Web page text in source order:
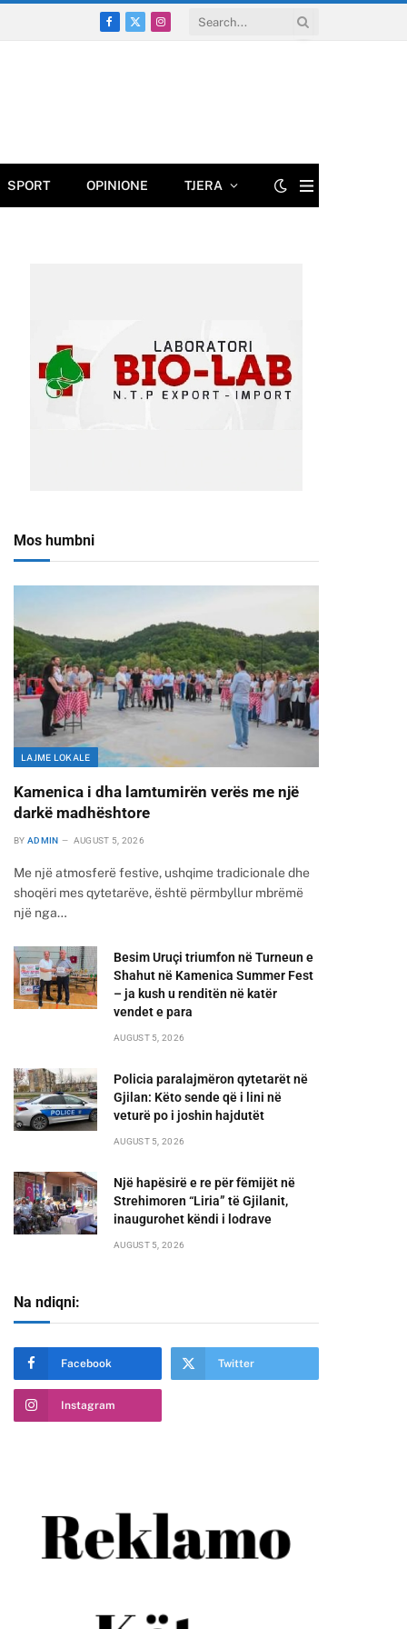
Facebook
X
Instagram
SPORT OPINIONE TJERA
Mos humbni
LAJME LOKALE
Kamenica i dha lamtumirën verës me një
darkë madhështore
BY ADMIN AUGUST 5, 2026
Me një atmosferë festive, ushqime tradicionale dhe
shoqëri mes qytetarëve, është përmbyllur mbrëmë
një nga…
Besim Uruçi triumfon në Turneun e
Shahut në Kamenica Summer Fest
– ja kush u renditën në katër
vendet e para
AUGUST 5, 2026
Policia paralajmëron qytetarët në
Gjilan: Këto sende që i lini në
veturë po i joshin hajdutët
AUGUST 5, 2026
Një hapësirë e re për fëmijët në
Strehimoren “Liria” të Gjilanit,
inaugurohet këndi i lodrave
AUGUST 5, 2026
Na ndiqni:
Facebook Twitter
Instagram